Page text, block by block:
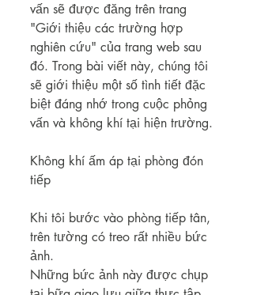
vấn sẽ được đăng trên trang
"Giới thiệu các trường hợp
nghiên cứu" của trang web sau
đó. Trong bài viết này, chúng tôi
sẽ giới thiệu một số tình tiết đặc
biệt đáng nhớ trong cuộc phỏng
vấn và không khí tại hiện trường.
Không khí ấm áp tại phòng đón
tiếp
Khi tôi bước vào phòng tiếp tân,
trên tường có treo rất nhiều bức
ảnh.
Những bức ảnh này được chụp